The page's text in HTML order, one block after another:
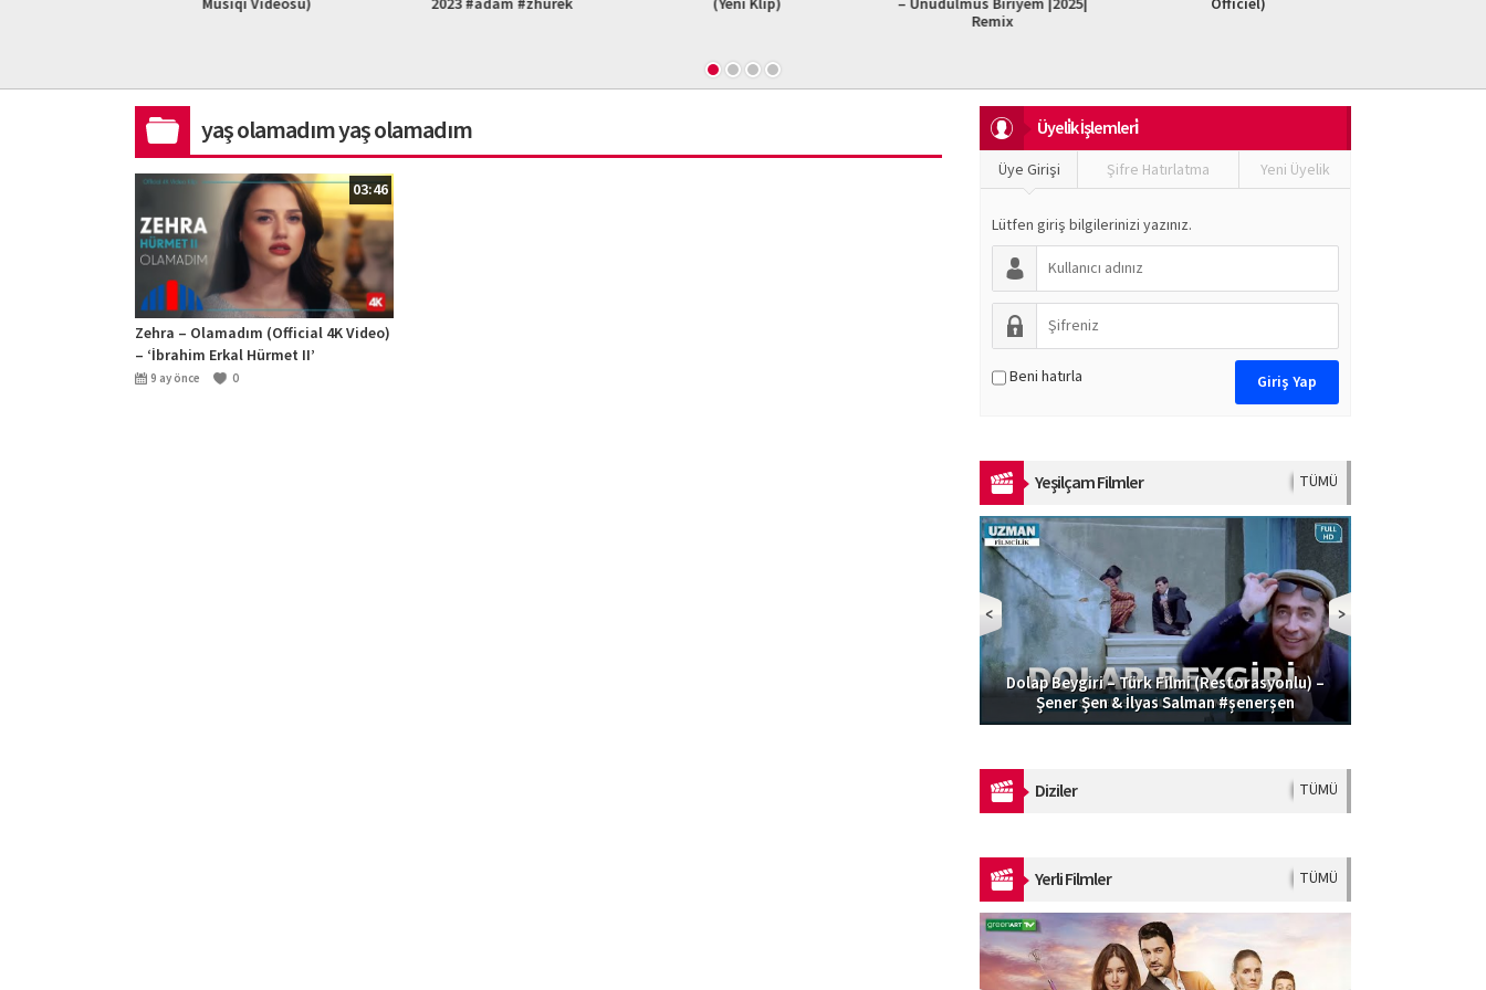
Remix
yaş olamadım yaş olamadım
03:46
Zehra – Olamadım (Official 4K Video)
– ‘İbrahim Erkal Hürmet II’
9 ay önce 0
Üyeli̇k İşlemleri̇
Üye Girişi Şifre Hatırlatma Yeni Üyelik
Lütfen giriş bilgilerinizi yazınız.
Beni hatırla
Yeşilçam Filmler TÜMÜ
Dolap Beygiri – Türk Filmi (Restorasyonlu) –
Şener Şen & İlyas Salman #şenerşen
Diziler TÜMÜ
Yerli Filmler TÜMÜ